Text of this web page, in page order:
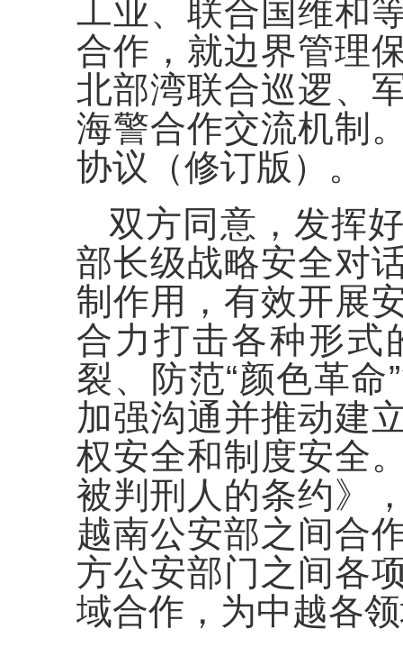
工业、联合国维和
合作，就边界管理
北部湾联合巡逻、
海警合作交流机制
协议（修订版）。
双方同意，发挥
部长级战略安全对
制作用，有效开展
合力打击各种形式
裂、防范“颜色革
加强沟通并推动建
权安全和制度安全
被判刑人的条约》
越南公安部之间合
方公安部门之间各
域合作，为中越各